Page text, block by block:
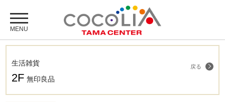
生活雑貨 戻る
2F 無印良品